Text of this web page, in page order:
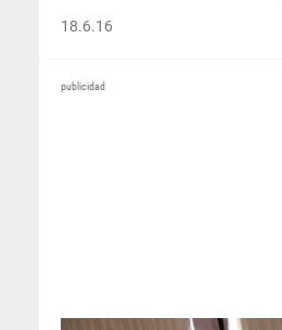
18.6.16
publicidad